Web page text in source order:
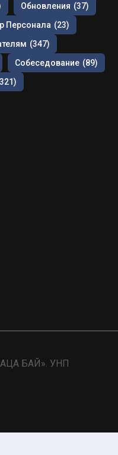
Обновления (37)
Персонала (23)
(347)
Собеседование (89)
БАЙ». УНП